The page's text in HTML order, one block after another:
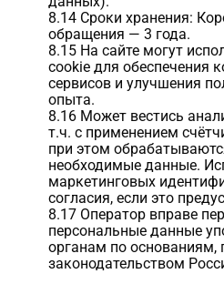
8.14 Сроки хранения:
обращения — 3 года.
8.15 На сайте могут
cookie для обеспечения
сервисов и улучшения
опыта.
8.16 Может вестись
т.ч. с применением
при этом
необходимые данные.
маркетинговых
согласия, если это
8.17 Оператор вправе
персональные данные
органам по
законодательством